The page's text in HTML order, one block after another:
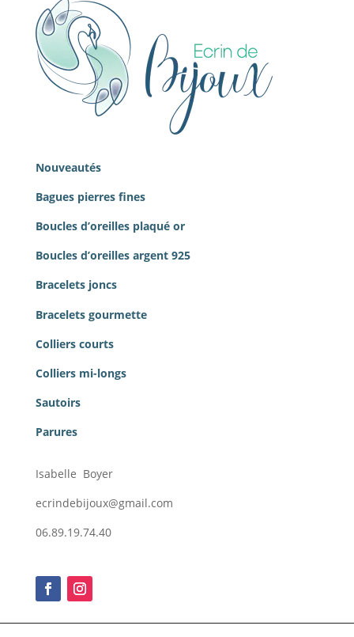
Nouveautés
Bagues pierres fines
Boucles d’oreilles plaqué or
Boucles d’oreilles argent 925
Bracelets joncs
Bracelets gourmette
Colliers courts
Colliers mi-longs
Sautoirs
Parures
Isabelle Boyer
ecrindebijoux@gmail.com
06.89.19.74.40